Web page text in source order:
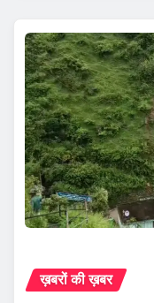
ख़बरों की ख़बर